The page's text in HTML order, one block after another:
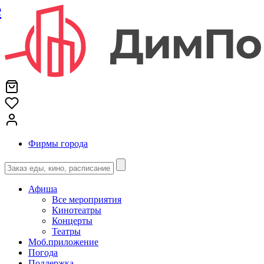
Фирмы города
Афиша
Все мероприятия
Кинотеатры
Концерты
Театры
Моб.приложение
Погода